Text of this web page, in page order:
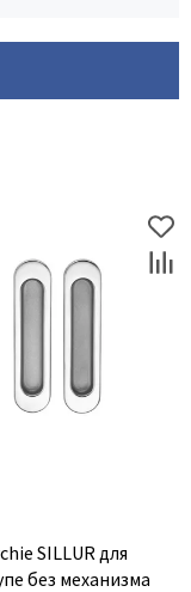
SILLUR для
без механизма